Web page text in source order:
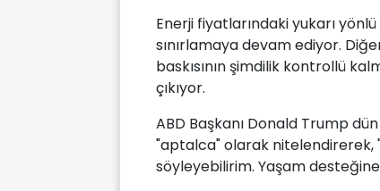
Enerji fiyatlarındaki yukarı
sınırlamaya devam ediyor.
baskısının şimdilik kontrollü
çıkıyor.
ABD Başkanı Donald Trump
"aptalca" olarak nitelendirerek,
söyleyebilirim. Yaşam